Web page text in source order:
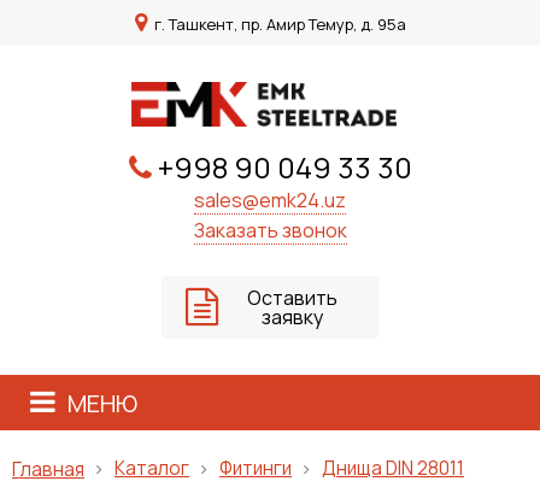
г. Ташкент, пр. Амир Темур, д. 95а
+998 90 049 33 30
sales@emk24.uz
Заказать звонок
Оставить
заявку
МЕНЮ
Главная Каталог Фитинги Днища DIN 28011